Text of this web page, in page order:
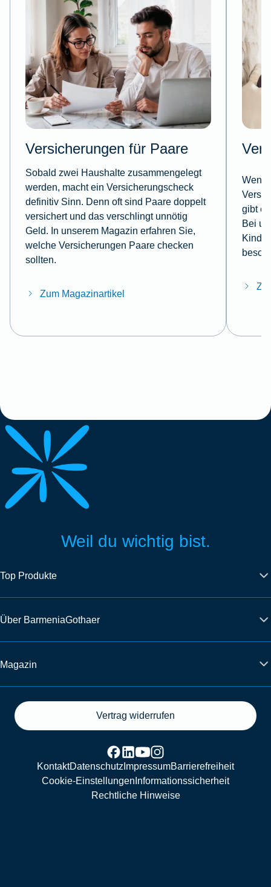
Versicherungen für Paare
Sobald zwei Haushalte zusammengelegt
werden, macht ein Versicherungscheck
definitiv Sinn. Denn oft sind Paare doppelt
versichert und das verschlingt unnötig
Geld. In unserem Magazin erfahren Sie,
welche Versicherungen Paare checken
sollten.
Zum Magazinartikel
Wenn
gibt
Bei
Weil du wichtig bist.
Top Produkte
Über BarmeniaGothaer
Magazin
Vertrag widerrufen
KontaktDatenschutz ImpressumBarrierefreiheit
Cookie-Einstellungen Informationssicherheit
Rechtliche Hinweise